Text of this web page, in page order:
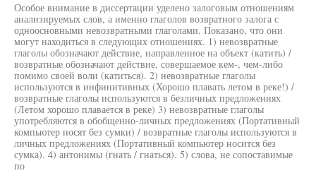
Особое внимание в диссертации уделено залоговым отношениям
анализируемых слов, а именно глаголов возвратного залога с
одноосновными невозвратными глаголами. Показано, что они
могут находиться в следующих отношениях. 1) невозвратные
глаголы обозначают действие, направленное на объект (катить) /
возвратные обозначают действие, совершаемое кем-, чем-либо
помимо своей воли (катиться). 2) невозвратные глаголы
используются в инфинитивных (Хорошо плавать летом в реке!) /
возвратные глаголы используются в безличных предложениях
(Летом хорошо плавается в реке) 3) невозвратные глаголы
употребляются в обобщенно-личных предложениях (Портативный
компьютер носят без сумки) / возвратные глаголы используются в
личных предложениях (Портативный компьютер носится без
сумка). 4) антонимы (гнать / гнаться). 5) слова, не сопоставимые
по